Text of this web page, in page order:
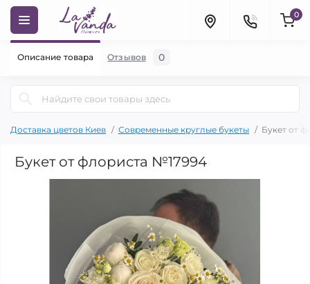
0
Доставка цветов Киев Современные круглые букеты Букет от
Букет от флориста №17994
Описание товара Отзывов 0